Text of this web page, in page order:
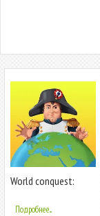
World conquest:
Подробнее...